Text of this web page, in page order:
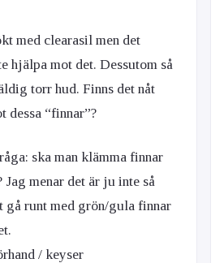
med clearasil men det
hjälpa mot det. Dessutom så
torr hud. Finns det nåt
dessa “finnar”?
ska man klämma finnar
Jag menar det är ju inte så
gå runt med grön/gula finnar
/ keyser